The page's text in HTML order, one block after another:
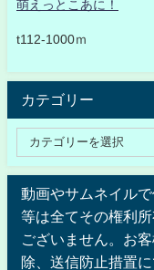
萌えっとこあに！
t112-1000ｍ
カテゴリー
動画やサムネイル
等は全てその権利
ございません。お
除、送信防止措置